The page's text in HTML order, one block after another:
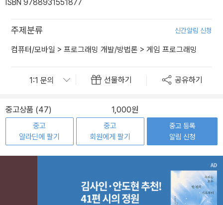
ISBN 9788931551877
주제분류 신간알림 신청
컴퓨터/모바일 > 프로그래밍 개발/방법론 > 게임 프로그래밍
선물하기 공유하기
중고상품 (47) 1,000원
중고
알라딘에 팔기
중고
회원에게 팔기
중고 등록
알림 신청